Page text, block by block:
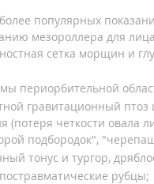
популярных
мезороллера для
сетка морщин и
периорбительной
гравитационный
(потеря четкости овала
подбородок",
тонус и тургор,
рубцы;